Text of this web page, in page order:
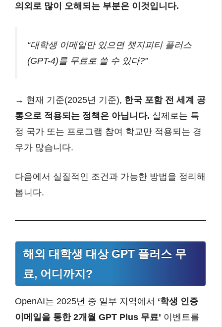
의외로 많이 오해되는 부분은 이것입니다.
“대학생 이메일만 있으면 챗지피티 플러스
(GPT-4)를 무료로 쓸 수 있다?”
→ 현재 기준(2025년 기준), 한국 포함 전 세계 공
통으로 적용되는 정책은 아닙니다. 실제로는 특
정 국가 또는 프로그램 참여 학교만 적용되는 경
우가 많습니다.
다음에서 실질적인 조건과 가능한 방법을 정리해
봅니다.
해외 대학생 대상 GPT 플러스 무
료, 어디까지?
OpenAI는 2025년 중 일부 지역에서 ‘학생 인증
이메일을 통한 2개월 GPT Plus 무료’ 이벤트를